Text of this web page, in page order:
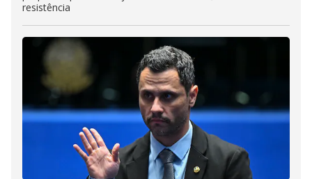
resistência